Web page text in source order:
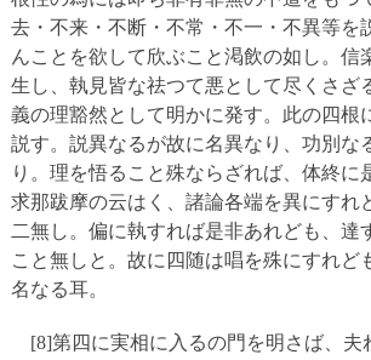
去・不来・不断・不常・不一・不異等を
んことを欲して欣ぶこと渇飲の如し。信
生し、執見皆な祛つて悪として尽くさざ
義の理豁然として明かに発す。此の四根
説す。説異なるが故に名異なり、功別な
り。理を悟ること殊ならざれば、体終に
求那跋摩の云はく、諸論各端を異にすれ
二無し。偏に執すれば是非あれども、達
こと無しと。故に四随は唱を殊にすれど
名なる耳。
[8]第四に実相に入るの門を明さば、夫